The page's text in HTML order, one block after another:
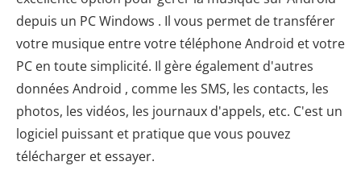
depuis un PC Windows . Il vous permet de transférer
votre musique entre votre téléphone Android et votre
PC en toute simplicité. Il gère également d'autres
données Android , comme les SMS, les contacts, les
photos, les vidéos, les journaux d'appels, etc. C'est un
logiciel puissant et pratique que vous pouvez
télécharger et essayer.